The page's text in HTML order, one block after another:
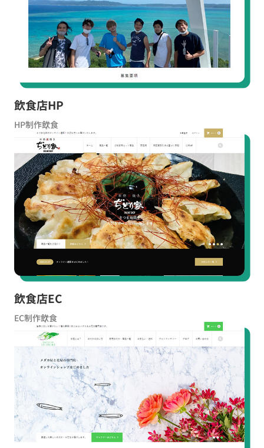
飲食店HP
HP制作飲食
飲食店EC
EC制作飲食